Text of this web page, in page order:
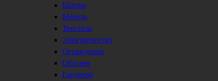
Шатры
Мебель
Текстиль
Электричество
Ограждения
Обогрев
Гардероб